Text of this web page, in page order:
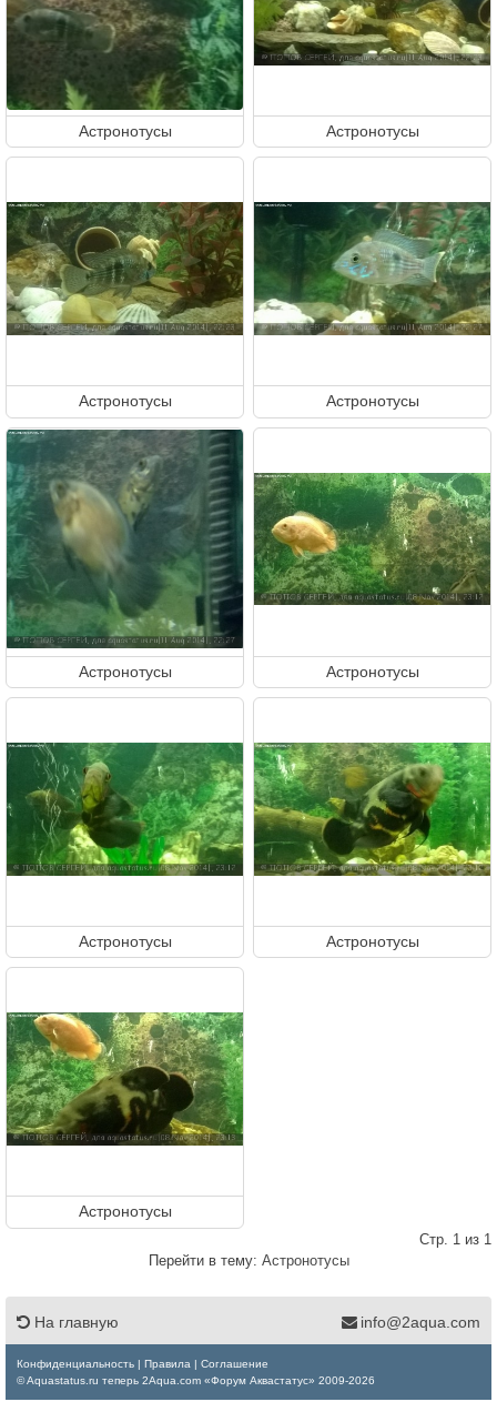
Астронотусы Астронотусы
Астронотусы Астронотусы
Астронотусы Астронотусы
Астронотусы Астронотусы
Астронотусы
Стр. 1 из 1
Перейти в тему: Астронотусы
На главную info@2aqua.com
Конфиденциальность | Правила | Соглашение
© Aquastatus.ru теперь 2Aqua.com «Форум Аквастатус» 2009-2026